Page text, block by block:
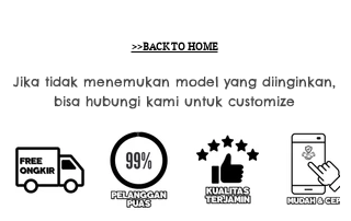
>>BACK TO HOME
Jika tidak menemukan model yang diinginkan,
bisa hubungi kami untuk customize